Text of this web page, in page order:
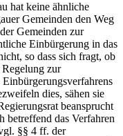
hat keine ähnliche
Gemeinden den Weg
Gemeinden zur
Einbürgerung in das
so dass sich fragt, ob
zur
dies, sähen sie
beansprucht
betreffend das Verfahren
§§ 4 ff. der